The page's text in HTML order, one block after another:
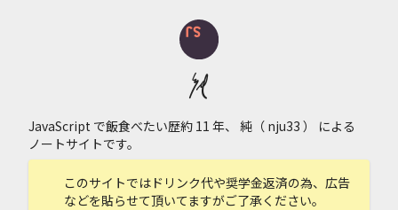
純
JavaScript で飯食べたい歴約 11 年、 純（ nju33 ）
による
ノートサイトです。
このサイトではドリンク代や奨学金返済の為、広告
などを貼らせて頂いてますがご了承ください。